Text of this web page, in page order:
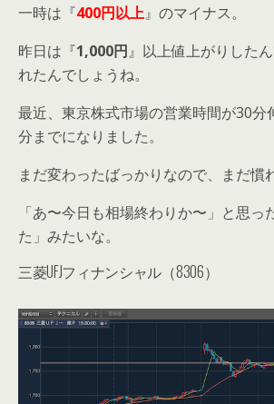
一時は『400円以上』のマイナス。
昨日は『1,000円』以上値上がりした
れたんでしょうね。
最近、東京株式市場の営業時間が30分
分までになりました。
まだ変わったばっかりなので、まだ慣
「あ〜今日も相場終わりか〜」と思っ
た」みたいな。
三菱UFJフィナンシャル（8306）